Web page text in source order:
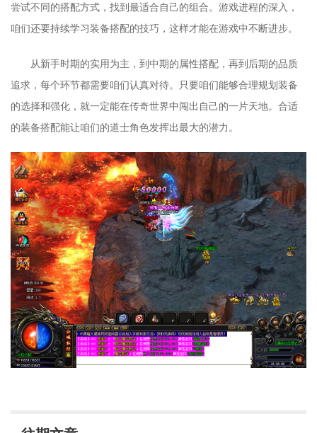
尝试不同的搭配方式，找到最适合自己的组合。游戏进程的深入，
咱们还要持续学习装备搭配的技巧，这样才能在游戏中不断进步。
从新手时期的实用为主，到中期的属性搭配，再到后期的品质
追求，每个环节都需要咱们认真对待。只要咱们能够合理规划装备
的选择和强化，就一定能在传奇世界中闯出自己的一片天地。合适
的装备搭配能让咱们的道士角色发挥出最大的潜力。